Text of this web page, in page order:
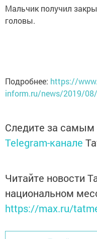
Мальчик получил
головы.
Подробнее: https://
inform.ru/news/2019/
Следите за
Telegram-канале
Читайте новости
национальном
https://max.ru/